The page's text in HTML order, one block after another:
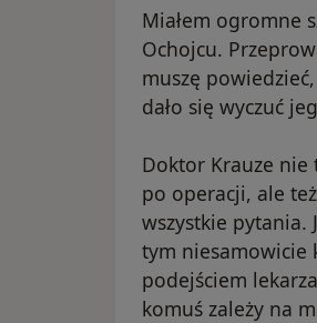
Miałem ogromne
Ochojcu.
muszę
dało się wyczuć
Doktor Krauze nie
po operacji, ale
wszystkie pytania.
tym niesamowicie
podejściem
komuś zależy na